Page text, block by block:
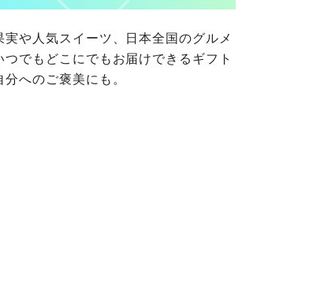
実や人気スイーツ、日本全国のグルメ
つでもどこにでもお届けできるギフト
分へのご褒美にも。
おおさかパルコープ
おおさかパルコープ